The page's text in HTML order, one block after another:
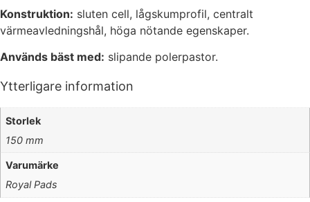
Konstruktion: sluten cell, lågskumprofil, centralt
värmeavledningshål, höga nötande egenskaper.
Används bäst med: slipande polerpastor.
Ytterligare information
Storlek
150 mm
Varumärke
Royal Pads
hemsidans
och
uppbyggnad,
baserat på
hur hemsidan
används.
Upplevelse
För att vår
hemsida ska
prestera så
bra som